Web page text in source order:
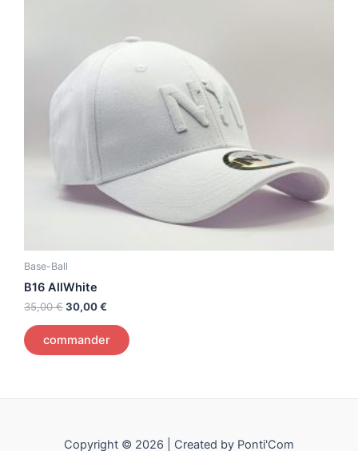
Base-Ball
B16 AllWhite
35,00€30,00€
commander
Copyright © 2026 | Created by Ponti'Com